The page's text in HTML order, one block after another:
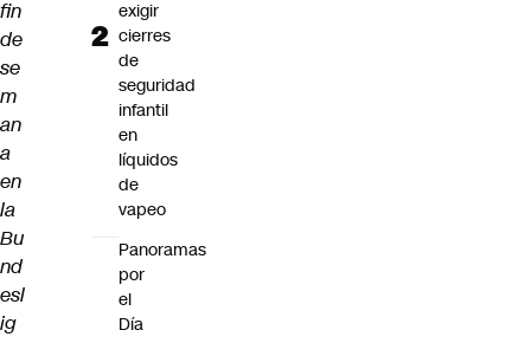
fin
de
se
m
an
a
en
la
Bu
nd
esl
ig
exigir
cierres
de
seguridad
infantil
en
líquidos
de
vapeo
Panoramas
por
el
Día